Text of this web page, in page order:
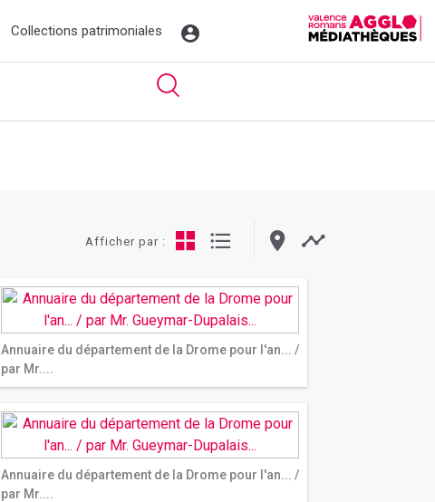
Collections patrimoniales
Afficher par :
Annuaire du département de la Drome pour l'an... /
par Mr....
Annuaire du département de la Drome pour l'an... /
par Mr....